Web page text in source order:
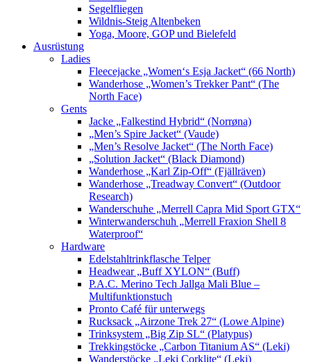
Segelfliegen
Wildnis-Steig Altenbeken
Yoga, Moore, GOP und Bielefeld
Ausrüstung
Ladies
Fleecejacke „Women‘s Esja Jacket“ (66 North)
Wanderhose „Women’s Trekker Pant“ (The
North Face)
Gents
Jacke „Falkestind Hybrid“ (Norrøna)
„Men’s Spire Jacket“ (Vaude)
„Men’s Resolve Jacket“ (The North Face)
„Solution Jacket“ (Black Diamond)
Wanderhose „Karl Zip-Off“ (Fjällräven)
Wanderhose „Treadway Convert“ (Outdoor
Research)
Wanderschuhe „Merrell Capra Mid Sport GTX“
Winterwanderschuh „Merrell Fraxion Shell 8
Waterproof“
Hardware
Edelstahltrinkflasche Telper
Headwear „Buff XYLON“ (Buff)
P.A.C. Merino Tech Jallga Mali Blue –
Multifunktionstuch
Pronto Café für unterwegs
Rucksack „Airzone Trek 27“ (Lowe Alpine)
Trinksystem „Big Zip SL“ (Platypus)
Trekkingstöcke „Carbon Titanium AS“ (Leki)
Wanderstöcke „Leki Corklite“ (Leki)